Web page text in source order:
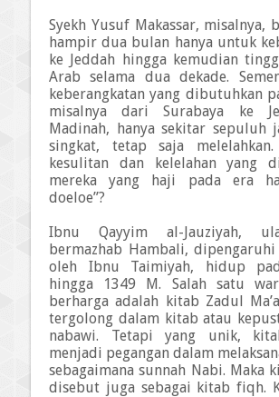
Syekh Yusuf Makassar, misalnya,
hampir dua bulan hanya untuk
ke Jeddah hingga kemudian
Arab selama dua dekade.
keberangkatan yang dibutuhkan
misalnya dari Surabaya ke
Madinah, hanya sekitar sepuluh
singkat, tetap saja melelahkan.
kesulitan dan kelelahan yang
mereka yang haji pada era
doeloe”?
Ibnu Qayyim al-Jauziyah,
bermazhab Hambali, dipengaruhi
oleh Ibnu Taimiyah, hidup
hingga 1349 M. Salah satu
berharga adalah kitab Zadul
tergolong dalam kitab atau
nabawi. Tetapi yang unik,
menjadi pegangan dalam
sebagaimana sunnah Nabi. Maka
disebut juga sebagai kitab fiqh.